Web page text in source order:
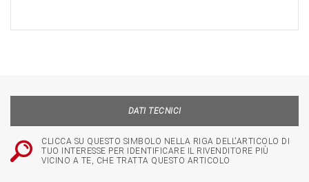
DATI TECNICI
CLICCA SU QUESTO SIMBOLO NELLA RIGA DELL'ARTICOLO DI
TUO INTERESSE PER IDENTIFICARE IL RIVENDITORE PIÙ
VICINO A TE, CHE TRATTA QUESTO ARTICOLO